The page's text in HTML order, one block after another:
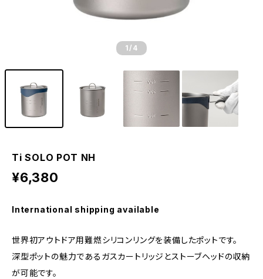
1 /4
Ti SOLO POT NH
¥6,380
International shipping available
世界初アウトドア用難燃シリコンリングを装備したポットです。
深型ポットの魅力であるガスカートリッジとストーブヘッドの収納
が可能です。